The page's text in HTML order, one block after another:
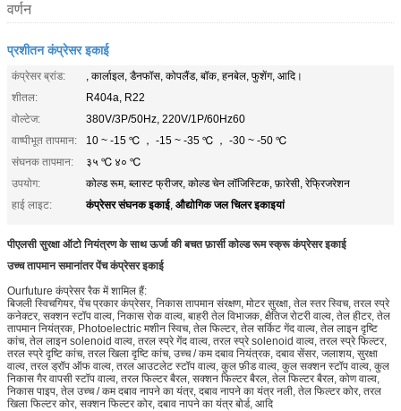
वर्णन
प्रशीतन कंप्रेसर इकाई
कंप्रेसर ब्रांड:
, कार्लाइल, डैनफॉस, कोपलैंड, बॉक, हनबेल, फुशेंग, आदि।
शीतल:
R404a, R22
वोल्टेज:
380V/3P/50Hz, 220V/1P/60Hz60
वाष्पीभूत तापमान:
10 ~ -15 ℃ ， -15 ~ -35 ℃ ， -30 ~ -50 ℃
संघनक तापमान:
३५ ℃ ४० ℃
उपयोग:
कोल्ड रूम, ब्लास्ट फ्रीजर, कोल्ड चेन लॉजिस्टिक, फ़ारेसी, रेफ्रिजरेशन
हाई लाइट:
कंप्रेसर संघनक इकाई, औद्योगिक जल चिलर इकाइयां
पीएलसी सुरक्षा ऑटो नियंत्रण के साथ ऊर्जा की बचत फ़ार्सी कोल्ड रूम स्क्रू कंप्रेसर इकाई
उच्च तापमान समानांतर पेंच कंप्रेसर इकाई
Ourfuture कंप्रेसर रैक में शामिल हैं:
बिजली स्विचगियर, पेंच प्रकार कंप्रेसर, निकास तापमान संरक्षण, मोटर सुरक्षा, तेल स्तर स्विच, तरल स्प्रे
कनेक्टर, सक्शन स्टॉप वाल्व, निकास रोक वाल्व, बाहरी तेल विभाजक, क्षैतिज रोटरी वाल्व, तेल हीटर, तेल
तापमान नियंत्रक, Photoelectric मशीन स्विच, तेल फिल्टर, तेल सर्किट गेंद वाल्व, तेल लाइन दृष्टि
कांच, तेल लाइन solenoid वाल्व, तरल स्प्रे गेंद वाल्व, तरल स्प्रे solenoid वाल्व, तरल स्प्रे फिल्टर,
तरल स्प्रे दृष्टि कांच, तरल खिला दृष्टि कांच, उच्च / कम दबाव नियंत्रक, दबाव सेंसर, जलाशय, सुरक्षा
वाल्व, तरल ड्रॉप ऑफ वाल्व, तरल आउटलेट स्टॉप वाल्व, कुल फ़ीड वाल्व, कुल सक्शन स्टॉप वाल्व, कुल
निकास गैर वापसी स्टॉप वाल्व, तरल फिल्टर बैरल, सक्शन फिल्टर बैरल, तेल फिल्टर बैरल, कोण वाल्व,
निकास पाइप, तेल उच्च / कम दबाव नापने का यंत्र, दबाव नापने का यंत्र नली, तेल फिल्टर कोर, तरल
खिला फिल्टर कोर, सक्शन फिल्टर कोर, दबाव नापने का यंत्र बोर्ड, आदि